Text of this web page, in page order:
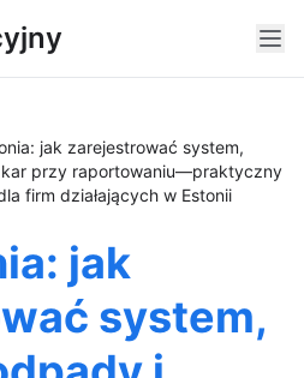
jak zarejestrować system,
kar przy raportowaniu—praktyczny
firm działających w Estonii
jak
system,